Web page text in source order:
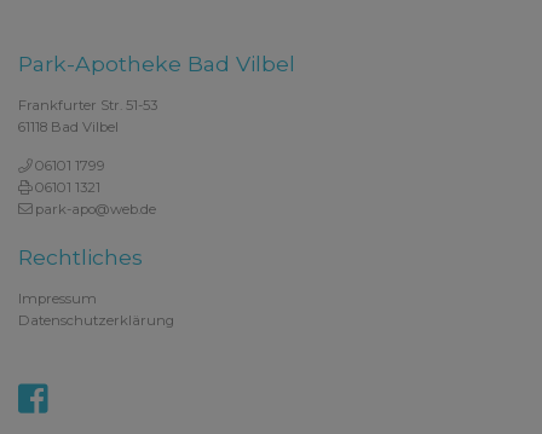
Park-Apotheke Bad Vilbel
Frankfurter Str. 51-53
61118 Bad Vilbel
06101 1799
06101 1321
park-apo@web.de
Rechtliches
Impressum
Datenschutzerklärung